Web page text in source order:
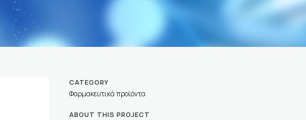
CATEGORY
Φαρμακευτικά προϊόντα
ABOUT THIS PROJECT